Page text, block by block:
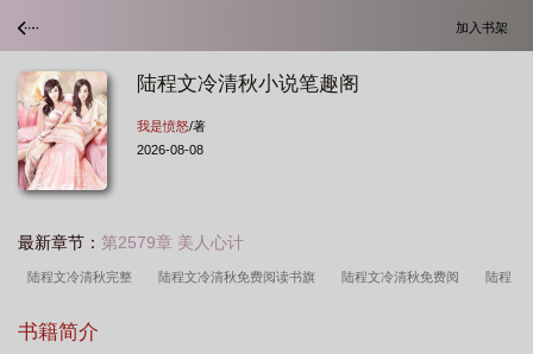
加入书架
陆程文冷清秋小说笔趣阁
我是愤怒/著
2026-08-08
最新章节： 第2579章 美人心计
陆程文冷清秋完整 陆程文冷清秋免费阅读书旗 陆程文冷清秋免费阅 陆程
清秋免费阅读2462
书籍简介